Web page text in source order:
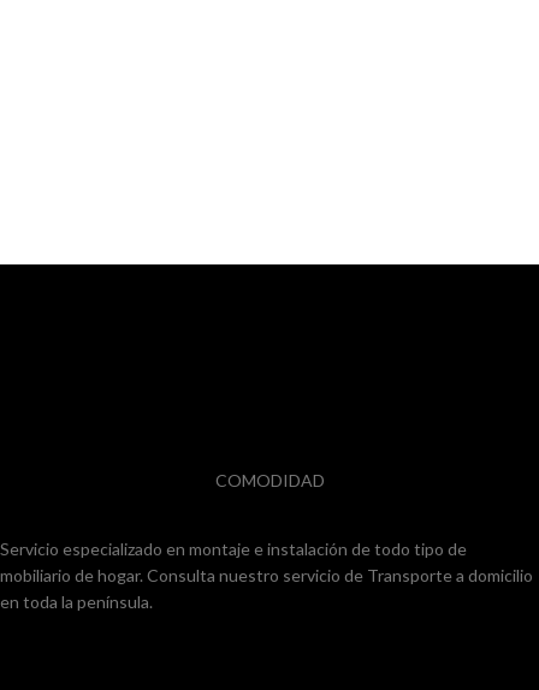
COMODIDAD
Servicio especializado en montaje e instalación de todo tipo de
mobiliario de hogar. Consulta nuestro servicio de Transporte a domicilio
en toda la península.